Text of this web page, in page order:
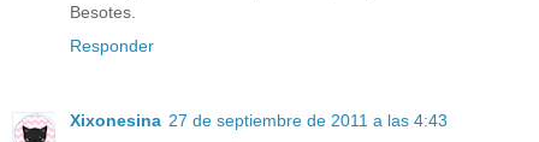
Besotes.
Responder
Xixonesina 27 de septiembre de 2011 a las 4:43